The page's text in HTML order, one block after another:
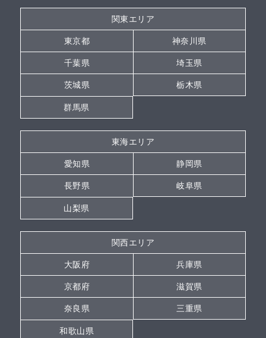
関東エリア
東京都 神奈川県
千葉県 埼玉県
茨城県 栃木県
群馬県
東海エリア
愛知県 静岡県
長野県 岐阜県
山梨県
関西エリア
大阪府 兵庫県
京都府 滋賀県
奈良県 三重県
和歌山県